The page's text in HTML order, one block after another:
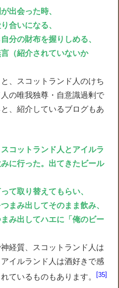
出会った時、
合いになる、
分の財布を握りしめる、
（紹介されていないか
、スコットランド人のけち
の唯我独尊・自意識過剰で
、紹介しているブログもあ
コットランド人とアイルラ
に行った。出てきたビール
て取り替えてもらい、
まみ出してそのまま飲み、
み出してハエに「俺のビー
経質、スコットランド人は
イルランド人は酒好きで感
ているものもあります。
35